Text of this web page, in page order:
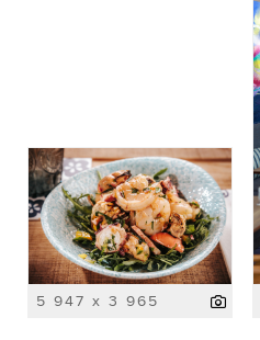
5 947 x 3 965